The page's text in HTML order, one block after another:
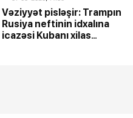
Vəziyyət pisləşir: Trampın
Rusiya neftinin idxalına
icazəsi Kubanı xilas